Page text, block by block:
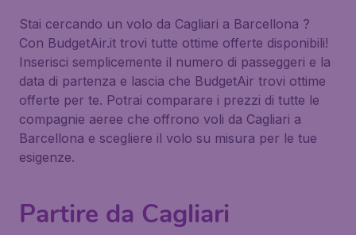
Stai cercando un volo da Cagliari a Barcellona ?
Con BudgetAir.it trovi tutte ottime offerte disponibili!
Inserisci semplicemente il numero di passeggeri e la
data di partenza e lascia che BudgetAir trovi ottime
offerte per te. Potrai comparare i prezzi di tutte le
compagnie aeree che offrono voli da Cagliari a
Barcellona e scegliere il volo su misura per le tue
esigenze.
Partire da Cagliari